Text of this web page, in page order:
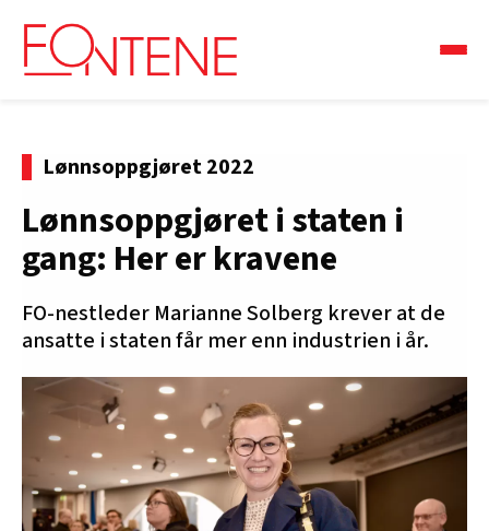
Lønnsoppgjøret 2022
Lønnsoppgjøret i staten i
gang: Her er kravene
FO-nestleder Marianne Solberg krever at de
ansatte i staten får mer enn industrien i år.